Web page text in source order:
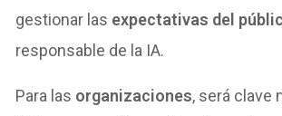
gestionar las expectativas del
responsable de la IA.
Para las organizaciones, será clave